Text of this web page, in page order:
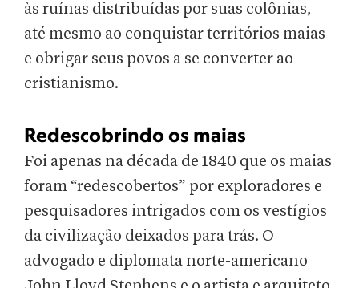
às ruínas distribuídas por suas colônias,
até mesmo ao conquistar territórios maias
e obrigar seus povos a se converter ao
cristianismo.
Redescobrindo os maias
Foi apenas na década de 1840 que os maias
foram “redescobertos” por exploradores e
pesquisadores intrigados com os vestígios
da civilização deixados para trás. O
advogado e diplomata norte-americano